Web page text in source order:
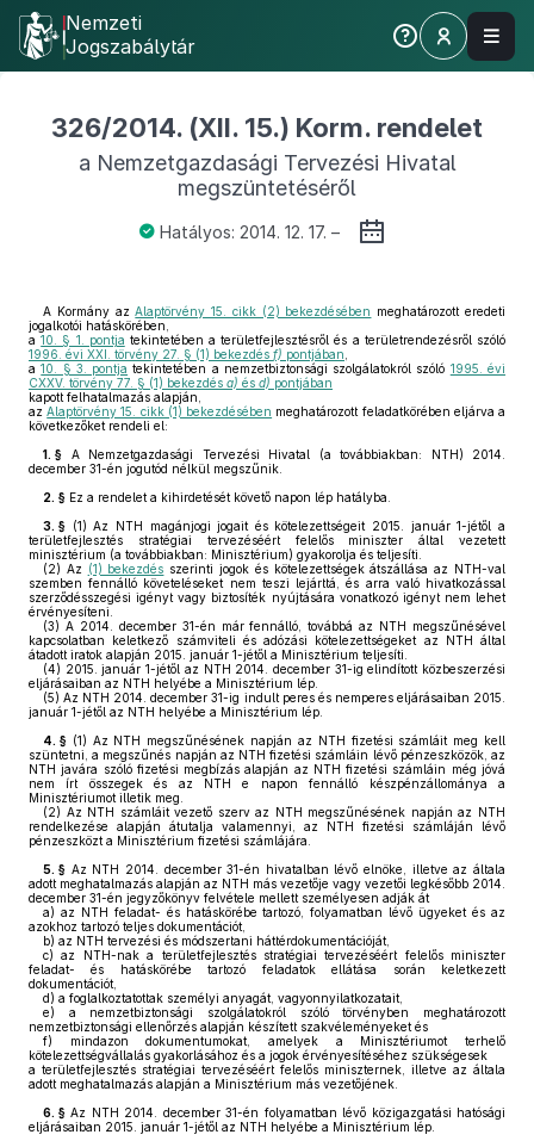
Nemzeti
Jogszabálytár
326/2014. (XII. 15.) Korm. rendelet
a Nemzetgazdasági Tervezési Hivatal
megszüntetéséről
Hatályos: 2014. 12. 17. –
A Kormány azAlaptörvény 15. cikk (2) bekezdésében meghatározott eredeti
jogalkotói hatáskörében,
a10. § 1. pontja tekintetében a területfejlesztésről és a területrendezésről szóló
1996. évi XXI. törvény 27. § (1) bekezdés f) pontjában
a10. § 3. pontja tekintetében a nemzetbiztonsági szolgálatokról szóló 1995. évi
CXXV. törvény 77. § (1) bekezdés a) és d) pontjában
kapott felhatalmazás alapján,
azAlaptörvény 15. cikk (1) bekezdésében meghatározott feladatkörében eljárva a
következőket rendeli el:
1. § A Nemzetgazdasági Tervezési Hivatal (a továbbiakban: NTH) 2014.
december 31-én jogutód nélkül megszűnik.
2. § Ez a rendelet a kihirdetését követő napon lép hatályba.
3. § (1) Az NTH magánjogi jogait és kötelezettségeit 2015. január 1-jétől a
területfejlesztés stratégiai tervezéséért felelős miniszter által vezetett
minisztérium (a továbbiakban: Minisztérium) gyakorolja és teljesíti.
(2) Az (1) bekezdés szerinti jogok és kötelezettségek átszállása az NTH-val
szemben fennálló követeléseket nem teszi lejárttá, és arra való hivatkozással
szerződésszegési igényt vagy biztosíték nyújtására vonatkozó igényt nem lehet
érvényesíteni.
(3) A 2014. december 31-én már fennálló, továbbá az NTH megszűnésével
kapcsolatban keletkező számviteli és adózási kötelezettségeket az NTH által
átadott iratok alapján 2015. január 1-jétől a Minisztérium teljesíti.
(4) 2015. január 1-jétől az NTH 2014. december 31-ig elindított közbeszerzési
eljárásaiban az NTH helyébe a Minisztérium lép.
(5) Az NTH 2014. december 31-ig indult peres és nemperes eljárásaiban 2015.
január 1-jétől az NTH helyébe a Minisztérium lép.
4. § (1) Az NTH megszűnésének napján az NTH fizetési számláit meg kell
szüntetni, a megszűnés napján az NTH fizetési számláin lévő pénzeszközök, az
NTH javára szóló fizetési megbízás alapján az NTH fizetési számláin még jóvá
nem írt összegek és az NTH e napon fennálló készpénzállománya a
Minisztériumot illetik meg.
(2) Az NTH számláit vezető szerv az NTH megszűnésének napján az NTH
rendelkezése alapján átutalja valamennyi, az NTH fizetési számláján lévő
pénzeszközt a Minisztérium fizetési számlájára.
5. § Az NTH 2014. december 31-én hivatalban lévő elnöke, illetve az általa
adott meghatalmazás alapján az NTH más vezetője vagy vezetői legkésőbb 2014.
december 31-én jegyzőkönyv felvétele mellett személyesen adják át
a) az NTH feladat- és hatáskörébe tartozó, folyamatban lévő ügyeket és az
azokhoz tartozó teljes dokumentációt,
b) az NTH tervezési és módszertani háttérdokumentációját,
c) az NTH-nak a területfejlesztés stratégiai tervezéséért felelős miniszter
feladat- és hatáskörébe tartozó feladatok ellátása során keletkezett
dokumentációt,
d) a foglalkoztatottak személyi anyagát, vagyonnyilatkozatait,
e) a nemzetbiztonsági szolgálatokról szóló törvényben meghatározott
nemzetbiztonsági ellenőrzés alapján készített szakvéleményeket és
f) mindazon dokumentumokat, amelyek a Minisztériumot terhelő
kötelezettségvállalás gyakorlásához és a jogok érvényesítéséhez szükségesek
a területfejlesztés stratégiai tervezéséért felelős miniszternek, illetve az általa
adott meghatalmazás alapján a Minisztérium más vezetőjének.
6. § Az NTH 2014. december 31-én folyamatban lévő közigazgatási hatósági
eljárásaiban 2015. január 1-jétől az NTH helyébe a Minisztérium lép.